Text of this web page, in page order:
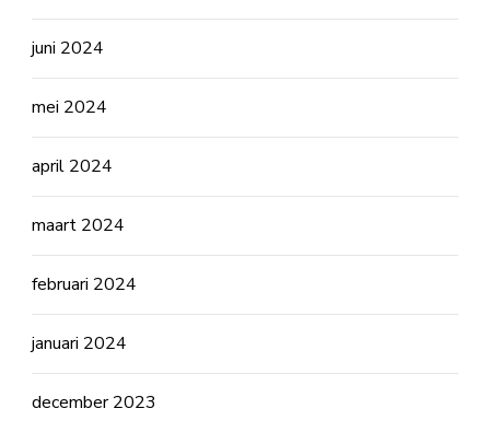
juni 2024
mei 2024
april 2024
maart 2024
februari 2024
januari 2024
december 2023